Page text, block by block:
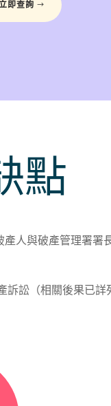
即查詢
點
人與破產管理署署
訴訟（相關後果已詳